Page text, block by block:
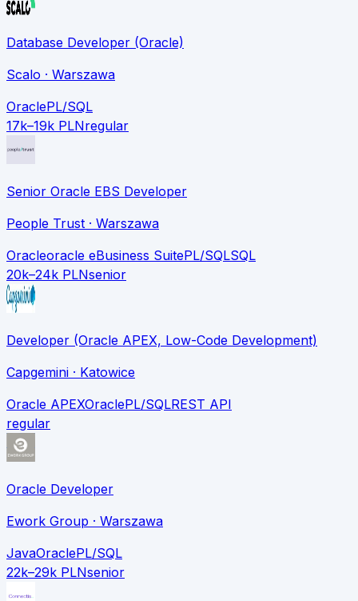
Database Developer (Oracle)
Scalo · Warszawa
OraclePL/SQL
17k–19k PLNregular
Senior Oracle EBS Developer
People Trust · Warszawa
Oracleoracle eBusiness SuitePL/SQLSQL
20k–24k PLNsenior
Developer (Oracle APEX, Low-Code Development)
Capgemini · Katowice
Oracle APEXOraclePL/SQLREST API
regular
Oracle Developer
Ework Group · Warszawa
JavaOraclePL/SQL
22k–29k PLNsenior